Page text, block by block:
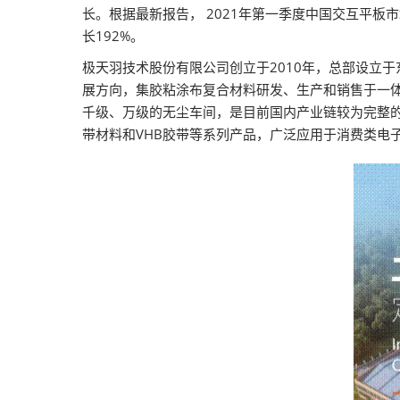
2026越南国际
长。根据最新报告， 2021年第一季度中国交互平板
长192%。
极天羽技术股份有限公司创立于2010年，总部设立
展方向，集胶粘涂布复合材料研发、生产和销售于
千级、万级的无尘车间，是目前国内产业链较为完
带材料和VHB胶带等系列产品，广泛应用于消费类